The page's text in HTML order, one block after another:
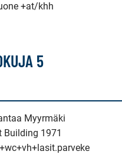
+at/khh
5
Myyrmäki
Building 1971